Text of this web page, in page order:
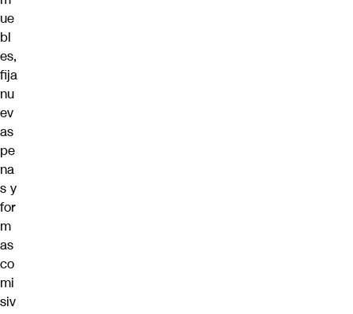
ue
bl
es,
fija
nu
ev
as
pe
na
s y
for
m
as
co
mi
siv